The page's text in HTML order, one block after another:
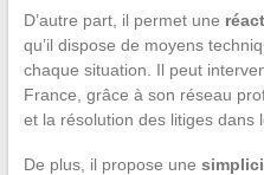
D’autre part, il permet une
qu’il dispose de moyens
chaque situation. Il peut
France, grâce à son réseau
et la résolution des litiges dans
De plus, il propose une